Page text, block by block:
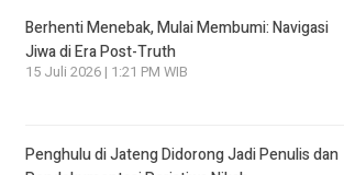
Berhenti Menebak, Mulai Membumi: Navigasi
Jiwa di Era Post-Truth
15 Juli 2026 | 1:21 PM WIB
Penghulu di Jateng Didorong Jadi Penulis dan